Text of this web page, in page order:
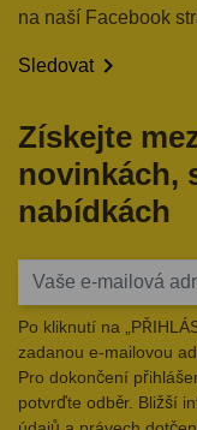
na naší Facebook
Sledovat
Získejte
novinkách,
nabídkách
Po kliknutí na
zadanou e-mailovou
Pro dokončení
potvrďte odběr. Bližší